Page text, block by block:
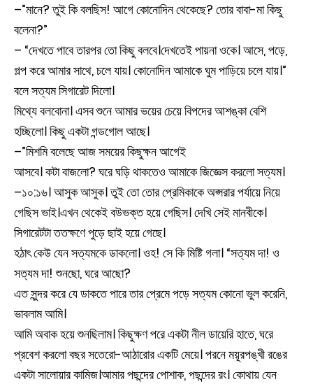
–”মানে? তুই কি বলছিস! আগে কোনোদিন থেকেছে? তোর বাবা-মা কিছু
বলেনা?”
– “দেখতে পাবে তারপর তো কিছু বলবে।দেখতেই পায়না ওকে। আসে, পড়ে,
গল্প করে আমার সাথে, চলে যায়। কোনোদিন আমাকে ঘুম পাড়িয়ে চলে যায়।”
বলে সত্যম সিগারেট দিলো।
মিথ্যে বলবোনা। এসব শুনে আমার ভয়ের চেয়ে বিপদের আশঙ্কা বেশি
হচ্ছিলো। কিছু একটা গন্ডগোল আছে।
–”মিশমি বলেছে আজ সময়ের কিছুক্ষন আগেই
আসবে। কটা বাজলো? ঘরে ঘড়ি থাকতেও আমাকে জিজ্ঞেস করলো সত্যম।
–১০:১৬। আসুক আসুক। তুই তো তোর প্রেমিকাকে অপ্সরার পর্যায়ে নিয়ে
গেছিস ভাই।এখন থেকেই বউভক্ত হয়ে গেছিস। দেখি সেই মানবীকে।
সিগারেটটা ততক্ষণে পুড়ে ছাই হয়ে গেছে।
হঠাৎ কেউ যেন সত্যমকে ডাকলো। ওহ! সে কি মিষ্টি গলা। “সত্যম দা! ও
সত্যম দা! শুনছো, ঘরে আছো?
এত সুন্দর করে যে ডাকতে পারে তার প্রেমে পড়ে সত্যম কোনো ভুল করেনি,
ভাবলাম আমি।
আমি অবাক হয়ে শুনছিলাম। কিছুক্ষণ পরে একটা নীল ডায়েরি হাতে, ঘরে
প্রবেশ করলো বছর সতেরো-আঠারোর একটি মেয়ে। পরনে ময়ূরপঙ্খী রঙের
একটা সালোয়ার কামিজ।আমার পছন্দের পোশাক, পছন্দের রং। কোথায় যেন